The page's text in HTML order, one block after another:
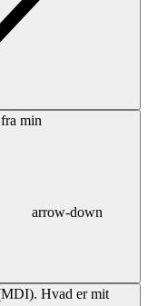
min
arrow-down
Hvad er mit